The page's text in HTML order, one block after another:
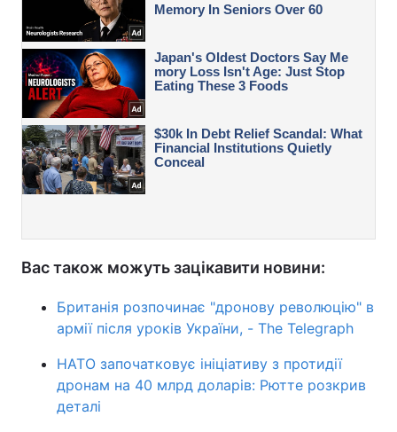
Вас також можуть зацікавити новини:
Британія розпочинає "дронову революцію" в
армії після уроків України, - The Telegraph
НАТО започатковує ініціативу з протидії
дронам на 40 млрд доларів: Рютте розкрив
деталі